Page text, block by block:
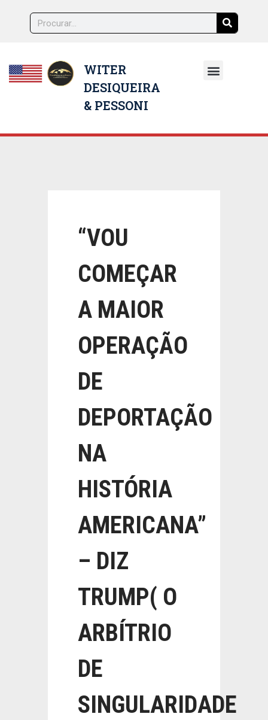
WITER
DESIQUEIRA
& PESSONI
“VOU
COMEÇAR
A MAIOR
OPERAÇÃO
DE
DEPORTAÇÃO
NA
HISTÓRIA
AMERICANA”
– DIZ
TRUMP( O
ARBÍTRIO
DE
SINGULARIDADE